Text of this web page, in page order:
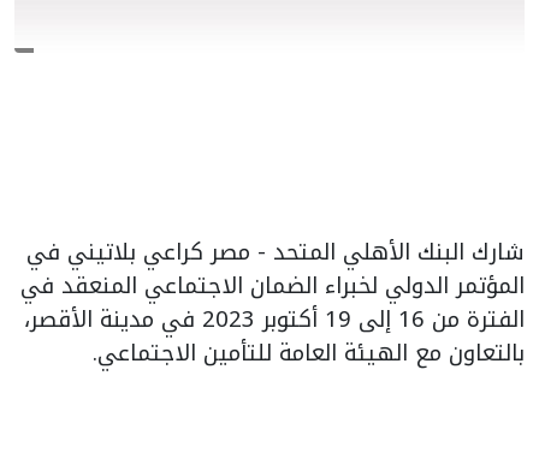
شارك البنك الأهلي المتحد - مصر كراعي بلاتيني في
المؤتمر الدولي لخبراء الضمان الاجتماعي المنعقد في
الفترة من 16 إلى 19 أكتوبر 2023 في مدينة الأقصر،
بالتعاون مع الهيئة العامة للتأمين الاجتماعي.